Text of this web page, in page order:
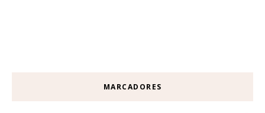
MARCADORES